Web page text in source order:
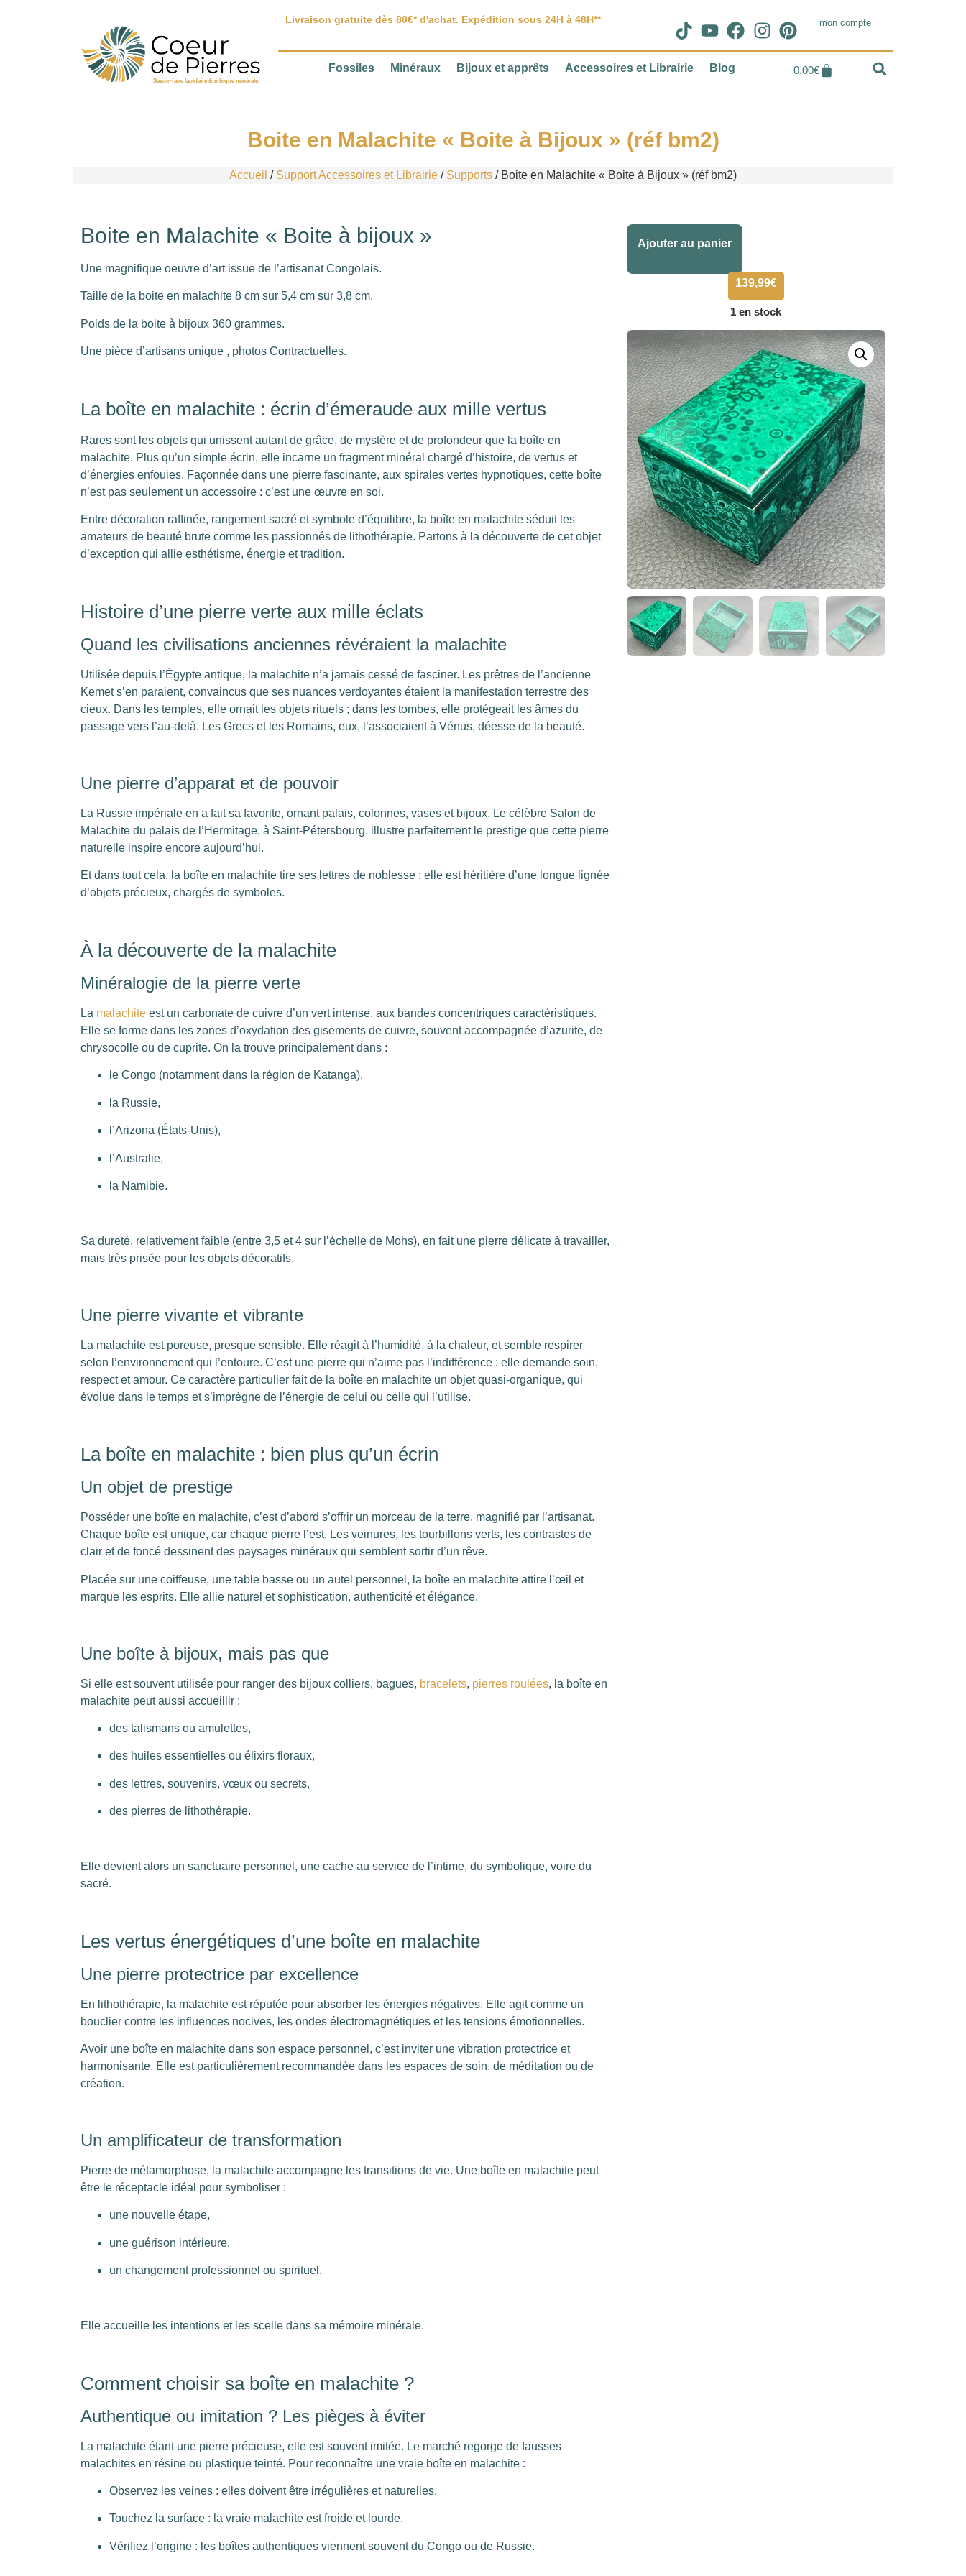
Savoir-faire lapidaire & éthique minérale
Livraison gratuite dès 80€* d'achat. Expédition sous 24H à 48H** mon compte
Fossiles Minéraux Bijoux et apprêts Accessoires et Librairie Blog 0,00€
Boite en Malachite « Boite à Bijoux » (réf bm2)
Accueil / Support Accessoires et Librairie / Supports / Boite en Malachite « Boite à Bijoux » (réf bm2)
Boite en Malachite « Boite à bijoux »
Une magnifique oeuvre d’art issue de l’artisanat Congolais.
Taille de la boite en malachite 8 cm sur 5,4 cm sur 3,8 cm.
Poids de la boite à bijoux 360 grammes.
Une pièce d’artisans unique , photos Contractuelles.
La boîte en malachite : écrin d’émeraude aux mille vertus
Rares sont les objets qui unissent autant de grâce, de mystère et de profondeur que la boîte en
malachite. Plus qu’un simple écrin, elle incarne un fragment minéral chargé d’histoire, de vertus et
d’énergies enfouies. Façonnée dans une pierre fascinante, aux spirales vertes hypnotiques, cette boîte
n’est pas seulement un accessoire : c’est une œuvre en soi.
Entre décoration raffinée, rangement sacré et symbole d’équilibre, la boîte en malachite séduit les
amateurs de beauté brute comme les passionnés de lithothérapie. Partons à la découverte de cet objet
d’exception qui allie esthétisme, énergie et tradition.
Histoire d’une pierre verte aux mille éclats
Quand les civilisations anciennes révéraient la malachite
Utilisée depuis l’Égypte antique, la malachite n’a jamais cessé de fasciner. Les prêtres de l’ancienne
Kemet s’en paraient, convaincus que ses nuances verdoyantes étaient la manifestation terrestre des
cieux. Dans les temples, elle ornait les objets rituels ; dans les tombes, elle protégeait les âmes du
passage vers l’au-delà. Les Grecs et les Romains, eux, l’associaient à Vénus, déesse de la beauté.
Une pierre d’apparat et de pouvoir
La Russie impériale en a fait sa favorite, ornant palais, colonnes, vases et bijoux. Le célèbre Salon de
Malachite du palais de l’Hermitage, à Saint-Pétersbourg, illustre parfaitement le prestige que cette pierre
naturelle inspire encore aujourd’hui.
Et dans tout cela, la boîte en malachite tire ses lettres de noblesse : elle est héritière d’une longue lignée
d’objets précieux, chargés de symboles.
À la découverte de la malachite
Minéralogie de la pierre verte
La malachite est un carbonate de cuivre d’un vert intense, aux bandes concentriques caractéristiques.
Elle se forme dans les zones d’oxydation des gisements de cuivre, souvent accompagnée d’azurite, de
chrysocolle ou de cuprite. On la trouve principalement dans :
le Congo (notamment dans la région de Katanga),
la Russie,
l’Arizona (États-Unis),
l’Australie,
la Namibie.
Sa dureté, relativement faible (entre 3,5 et 4 sur l’échelle de Mohs), en fait une pierre délicate à travailler,
mais très prisée pour les objets décoratifs.
Une pierre vivante et vibrante
La malachite est poreuse, presque sensible. Elle réagit à l’humidité, à la chaleur, et semble respirer
selon l’environnement qui l’entoure. C’est une pierre qui n’aime pas l’indifférence : elle demande soin,
respect et amour. Ce caractère particulier fait de la boîte en malachite un objet quasi-organique, qui
évolue dans le temps et s’imprègne de l’énergie de celui ou celle qui l’utilise.
La boîte en malachite : bien plus qu’un écrin
Un objet de prestige
Posséder une boîte en malachite, c’est d’abord s’offrir un morceau de la terre, magnifié par l’artisanat.
Chaque boîte est unique, car chaque pierre l’est. Les veinures, les tourbillons verts, les contrastes de
clair et de foncé dessinent des paysages minéraux qui semblent sortir d’un rêve.
Placée sur une coiffeuse, une table basse ou un autel personnel, la boîte en malachite attire l’œil et
marque les esprits. Elle allie naturel et sophistication, authenticité et élégance.
Une boîte à bijoux, mais pas que
Si elle est souvent utilisée pour ranger des bijoux colliers, bagues, bracelets, pierres roulées, la boîte en
malachite peut aussi accueillir :
des talismans ou amulettes,
des huiles essentielles ou élixirs floraux,
des lettres, souvenirs, vœux ou secrets,
des pierres de lithothérapie.
Elle devient alors un sanctuaire personnel, une cache au service de l’intime, du symbolique, voire du
sacré.
Les vertus énergétiques d’une boîte en malachite
Une pierre protectrice par excellence
En lithothérapie, la malachite est réputée pour absorber les énergies négatives. Elle agit comme un
bouclier contre les influences nocives, les ondes électromagnétiques et les tensions émotionnelles.
Avoir une boîte en malachite dans son espace personnel, c’est inviter une vibration protectrice et
harmonisante. Elle est particulièrement recommandée dans les espaces de soin, de méditation ou de
création.
Un amplificateur de transformation
Pierre de métamorphose, la malachite accompagne les transitions de vie. Une boîte en malachite peut
être le réceptacle idéal pour symboliser :
une nouvelle étape,
une guérison intérieure,
un changement professionnel ou spirituel.
Elle accueille les intentions et les scelle dans sa mémoire minérale.
Comment choisir sa boîte en malachite ?
Authentique ou imitation ? Les pièges à éviter
La malachite étant une pierre précieuse, elle est souvent imitée. Le marché regorge de fausses
malachites en résine ou plastique teinté. Pour reconnaître une vraie boîte en malachite :
Observez les veines : elles doivent être irrégulières et naturelles.
Touchez la surface : la vraie malachite est froide et lourde.
Vérifiez l’origine : les boîtes authentiques viennent souvent du Congo ou de Russie.
139,99€
1 en stock
Ajouter au panier
Alternative: